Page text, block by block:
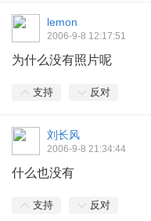
lemon
2006-9-8 12:17:51
为什么没有照片呢
支持 反对
刘长风
2006-9-8 21:34:44
什么也没有
支持 反对